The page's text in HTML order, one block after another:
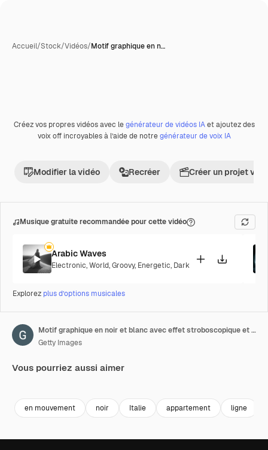
Accueil/Stock/Vidéos/Motif graphique en n…
Premium
Créez vos propres vidéos avec legénérateur de vidéos IAet ajoutez des
voix off incroyables à l’aide de notregénérateur de voix IA
Modifier la vidéo Recréer Créer un projet
Musique gratuite recommandée pour cette vidéo
Arabic Waves
Electronic,World,Groovy, Energetic, Dark
Explorez plus d’options musicales
Motif graphique en noir et blanc avec effet stroboscopique et hypnotique, augmentant puis diminuant de taille.
Getty Images
Vous pourriez aussi aimer
en mouvement noir Italie appartement ligne